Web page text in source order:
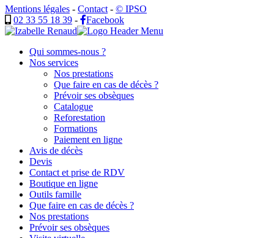
Mentions légales - Contact - © IPSO
02 33 55 18 39 - Facebook
Qui sommes-nous ?
Nos services
Nos prestations
Que faire en cas de décès ?
Prévoir ses obsèques
Catalogue
Reforestation
Formations
Paiement en ligne
Avis de décès
Devis
Contact et prise de RDV
Boutique en ligne
Outils famille
Que faire en cas de décès ?
Nos prestations
Prévoir ses obsèques